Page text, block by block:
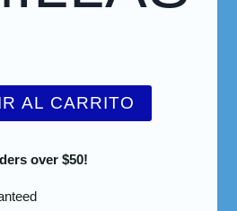
AL CARRITO
over $50!